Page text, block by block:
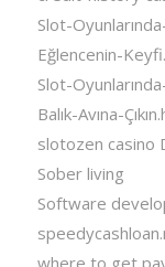
Slot-
Eğlencenin-
Slot-
Balık-Avına-
slotozen casino
Sober living
Software
where to get